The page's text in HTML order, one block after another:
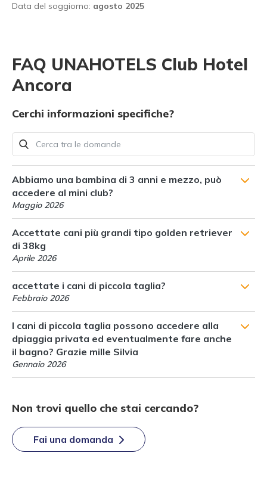
Data del soggiorno: agosto 2025
FAQ UNAHOTELS Club Hotel
Ancora
Cerchi informazioni specifiche?
Abbiamo una bambina di 3 anni e mezzo, può
accedere al mini club?
Maggio 2026
Accettate cani più grandi tipo golden retriever
di 38kg
Aprile 2026
accettate i cani di piccola taglia?
Febbraio 2026
I cani di piccola taglia possono accedere alla
dpiaggia privata ed eventualmente fare anche
il bagno? Grazie mille Silvia
Gennaio 2026
Non trovi quello che stai cercando?
Fai una domanda